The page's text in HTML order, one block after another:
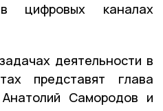
цифровых каналах
деятельности в
представят глава
Самородов и